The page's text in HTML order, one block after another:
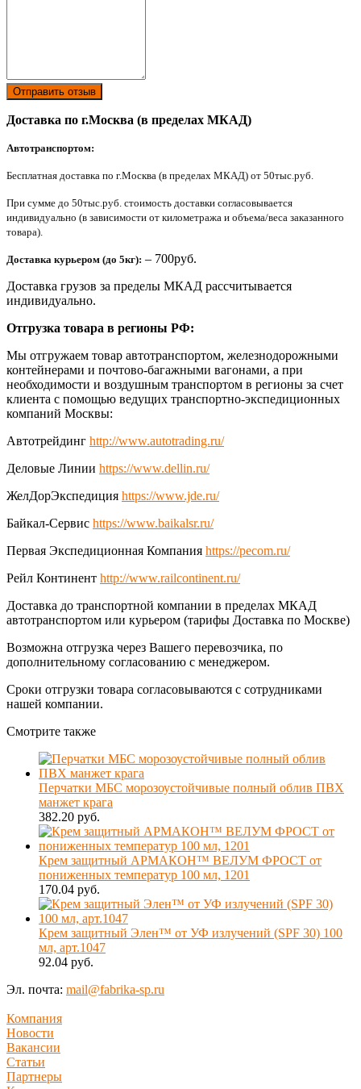
Отправить отзыв
Доставка по г.Москва (в пределах МКАД)
Автотранспортом:
Бесплатная доставка по г.Москва (в пределах МКАД) от 50тыс.руб.
При сумме до 50тыс.руб. стоимость доставки согласовывается
индивидуально (в зависимости от километража и объема/веса заказанного
товара).
Доставка курьером (до 5кг): – 700руб.
Доставка грузов за пределы МКАД рассчитывается
индивидуально.
Отгрузка товара в регионы РФ:
Мы отгружаем товар автотранспортом, железнодорожными
контейнерами и почтово-багажными вагонами, а при
необходимости и воздушным транспортом в регионы за счет
клиента с помощью ведущих транспортно-экспедиционных
компаний Москвы:
Автотрейдинг http://www.autotrading.ru/
Деловые Линии https://www.dellin.ru/
ЖелДорЭкспедиция https://www.jde.ru/
Байкал-Сервис https://www.baikalsr.ru/
Первая Экспедиционная Компания https://pecom.ru/
Рейл Континент http://www.railcontinent.ru/
Доставка до транспортной компании в пределах МКАД
автотранспортом или курьером (тарифы Доставка по Москве)
Возможна отгрузка через Вашего перевозчика, по
дополнительному согласованию с менеджером.
Сроки отгрузки товара согласовываются с сотрудниками
нашей компании.
Смотрите также
Перчатки МБС морозоустойчивые полный облив ПВХ
манжет крага
382.20 руб.
Крем защитный АРМАКОН™ ВЕЛУМ ФРОСТ от
пониженных температур 100 мл, 1201
170.04 руб.
Крем защитный Элен™ от УФ излучений (SPF 30) 100
мл, арт.1047
92.04 руб.
Эл. почта: mail@fabrika-sp.ru
Компания
Новости
Вакансии
Статьи
Партнеры